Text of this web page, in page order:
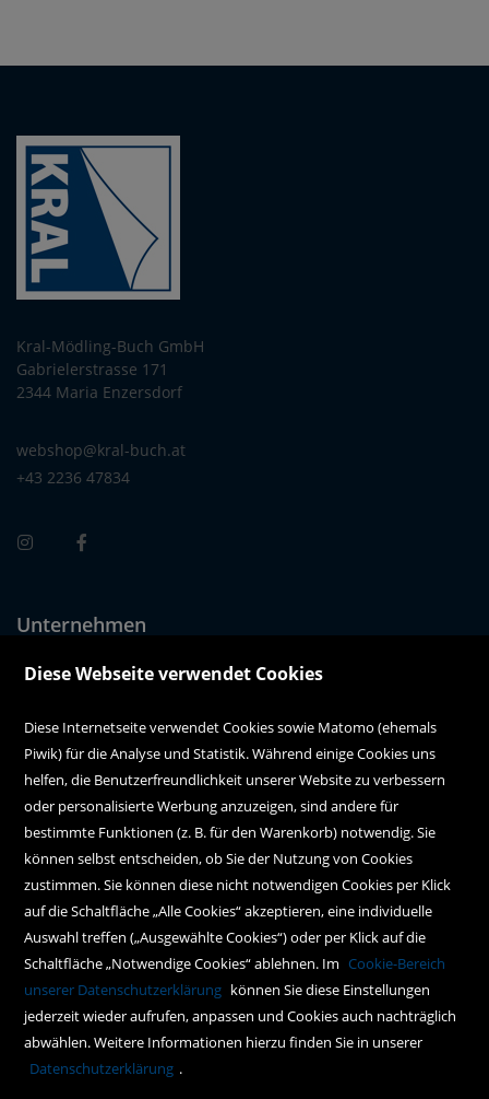
Kral-Mödling-Buch GmbH
Gabrielerstrasse 171
2344 Maria Enzersdorf
webshop@kral-buch.at
+43 2236 47834
Unternehmen
Über uns
Kundenservice
Hilfe
Kontakt
Social Media
Policy
AGBs
Impressum
Diese Webseite verwendet Cookies
Diese Internetseite verwendet Cookies sowie Matomo (ehemals
Piwik) für die Analyse und Statistik. Während einige Cookies uns
helfen, die Benutzerfreundlichkeit unserer Website zu verbessern
oder personalisierte Werbung anzuzeigen, sind andere für
bestimmte Funktionen (z. B. für den Warenkorb) notwendig. Sie
können selbst entscheiden, ob Sie der Nutzung von Cookies
zustimmen. Sie können diese nicht notwendigen Cookies per Klick
auf die Schaltfläche „Alle Cookies“ akzeptieren, eine individuelle
Auswahl treffen („Ausgewählte Cookies“) oder per Klick auf die
Schaltfläche „Notwendige Cookies“ ablehnen. Im Cookie-Bereich
unserer Datenschutzerklärung können Sie diese Einstellungen
jederzeit wieder aufrufen, anpassen und Cookies auch nachträglich
abwählen. Weitere Informationen hierzu finden Sie in unserer
Datenschutzerklärung .